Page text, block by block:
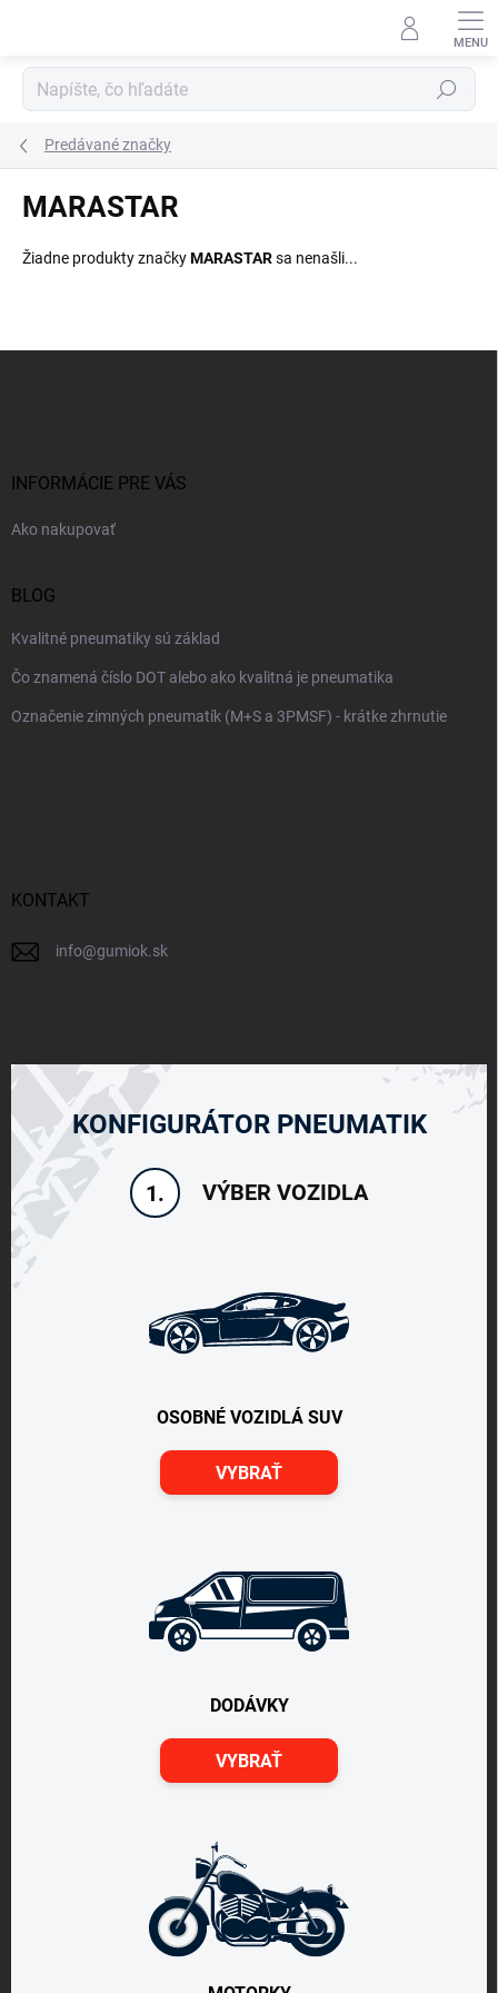
Hľadať
Predávané značky
MARASTAR
Žiadne produkty značkyMARASTARsa nenašli...
INFORMÁCIE PRE VÁS
Ako nakupovať
BLOG
Kvalitné pneumatiky sú základ
Čo znamená číslo DOT alebo ako kvalitná je pneumatika
Označenie zimných pneumatík (M+S a 3PMSF) - krátke zhrnutie
KONTAKT
info@gumiok.sk
KONFIGURÁTOR PNEUMATIK
1. VÝBER VOZIDLA
OSOBNÉ VOZIDLÁ SUV
VYBRAŤ
DODÁVKY
VYBRAŤ